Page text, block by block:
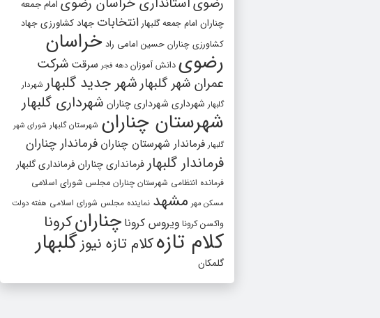
امام جمعه
چناران امام جمعه گلبهار انتخابات جهاد کشاورزی جهاد
کشاورزی چناران حسین امامی راد خراسان
رضوی دانش آموزان دهه فجر سرقت شرکت
عمران شهر گلبهارشهر جدید گلبهار شهردار
گلبهار شهرداری شهرداری چناران شهرداری گلبهار
شهرستان چناران شهرستان گلبهار شورای شهر
گلبهار فرماندار شهرستان چناران فرماندار چناران
فرماندار گلبهار فرمانداری چناران فرمانداری گلبهار
فرمانده انتظامی شهرستان چناران مجلس شورای اسلامی
مسکن مهر مشهد نماینده مجلس شورای اسلامی هفته دولت
واکسن کرونا ویروس کرونا چنارانکرونا
کلام تازهکلام تازه نیوزگلبهار
گلمکان